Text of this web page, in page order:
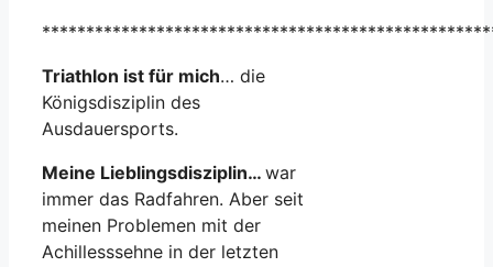
Triathlon ist für mich… die
Königsdisziplin des
Ausdauersports.
Meine Lieblingsdisziplin… war
immer das Radfahren. Aber seit
meinen Problemen mit der
Achillesssehne in der letzten